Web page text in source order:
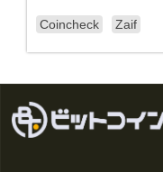
Coincheck Zaif